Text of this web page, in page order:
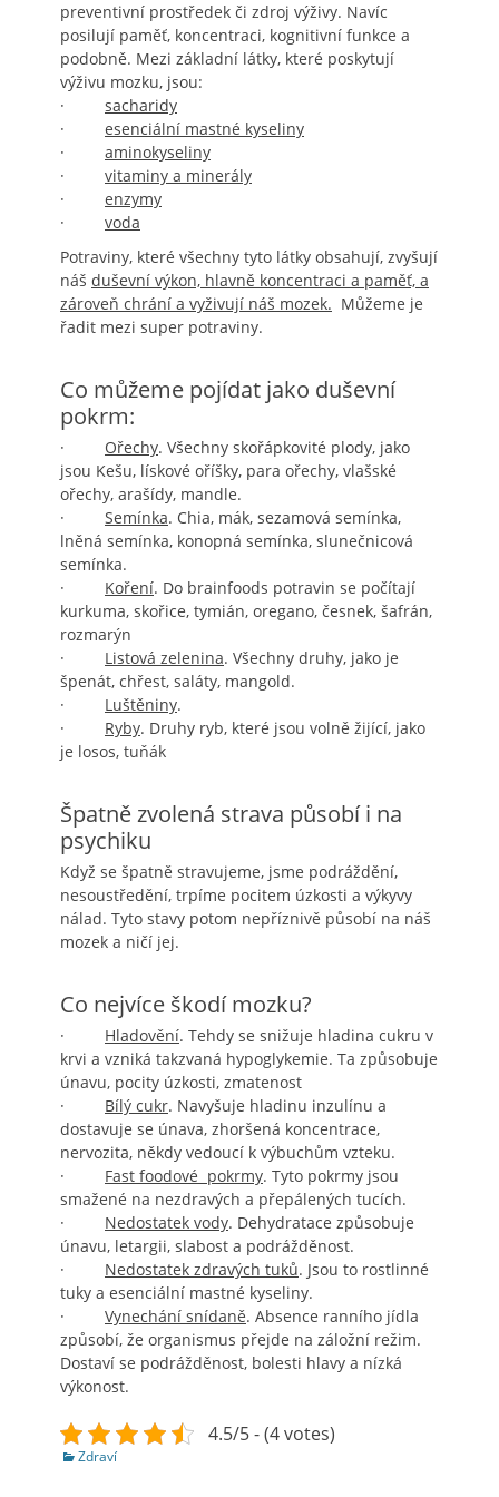
preventivní prostředek či zdroj výživy. Navíc
posilují paměť, koncentraci, kognitivní funkce a
podobně. Mezi základní látky, které poskytují
výživu mozku, jsou:
· sacharidy
· esenciální mastné kyseliny
· aminokyseliny
· vitaminy a minerály
· enzymy
· voda
Potraviny, které všechny tyto látky obsahují, zvyšují
náš duševní výkon, hlavně koncentraci a paměť, a
zároveň chrání a vyživují náš mozek. Můžeme je
řadit mezi super potraviny.
Co můžeme pojídat jako duševní
pokrm:
· Ořechy. Všechny skořápkovité plody, jako
jsou Kešu, lískové oříšky, para ořechy, vlašské
ořechy, arašídy, mandle.
· Semínka. Chia, mák, sezamová semínka,
lněná semínka, konopná semínka, slunečnicová
semínka.
· Koření. Do brainfoods potravin se počítají
kurkuma, skořice, tymián, oregano, česnek, šafrán,
rozmarýn
· Listová zelenina. Všechny druhy, jako je
špenát, chřest, saláty, mangold.
· Luštěniny.
· Ryby. Druhy ryb, které jsou volně žijící, jako
je losos, tuňák
Špatně zvolená strava působí i na
psychiku
Když se špatně stravujeme, jsme podráždění,
nesoustředění, trpíme pocitem úzkosti a výkyvy
nálad. Tyto stavy potom nepříznivě působí na náš
mozek a ničí jej.
Co nejvíce škodí mozku?
· Hladovění. Tehdy se snižuje hladina cukru v
krvi a vzniká takzvaná hypoglykemie. Ta způsobuje
únavu, pocity úzkosti, zmatenost
· Bílý cukr. Navyšuje hladinu inzulínu a
dostavuje se únava, zhoršená koncentrace,
nervozita, někdy vedoucí k výbuchům vzteku.
· Fast foodové pokrmy. Tyto pokrmy jsou
smažené na nezdravých a přepálených tucích.
· Nedostatek vody. Dehydratace způsobuje
únavu, letargii, slabost a podrážděnost.
· Nedostatek zdravých tuků. Jsou to rostlinné
tuky a esenciální mastné kyseliny.
· Vynechání snídaně. Absence ranního jídla
způsobí, že organismus přejde na záložní režim.
Dostaví se podrážděnost, bolesti hlavy a nízká
výkonost.
4.5/5 - (4 votes)
Categories
Zdraví